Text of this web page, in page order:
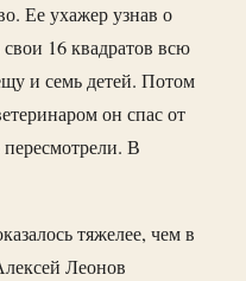
Ее ухажер узнав о
16 квадратов всю
и семь детей. Потом
он спас от
В
тяжелее, чем в
Леонов